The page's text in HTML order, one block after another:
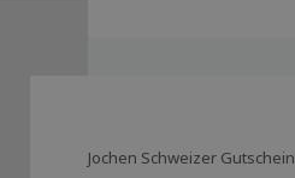
Jochen Schweizer Gutschein